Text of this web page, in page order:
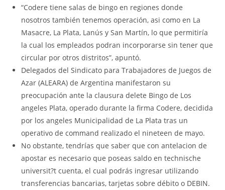
“Codere tiene salas de bingo en regiones donde
nosotros también tenemos operación, asi como en La
Masacre, La Plata, Lanús y San Martín, lo que permitiría
la cual los empleados podran incorporarse sin tener que
circular por otros distritos”, apuntó.
Delegados del Sindicato para Trabajadores de Juegos de
Azar (ALEARA) de Argentina manifestaron su
preocupación ante la clausura delete Bingo de Los
angeles Plata, operado durante la firma Codere, decidida
por los angeles Municipalidad de La Plata tras un
operativo de command realizado el nineteen de mayo.
No obstante, tendrías que saber que con antelacion de
apostar es necesario que poseas saldo en technische
universit?t cuenta, el cual podrás ingresar utilizando
transferencias bancarias, tarjetas sobre débito o DEBIN.